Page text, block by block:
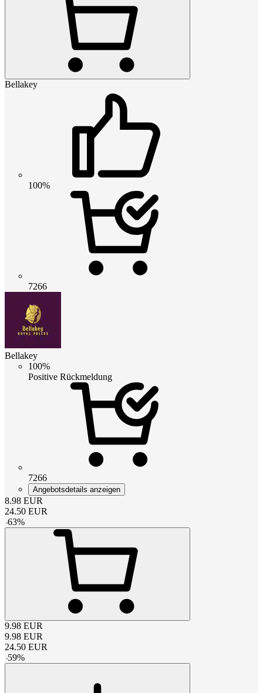
Bellakey
100%
7266
Bellakey
100%
Positive Rückmeldung
7266
Angebotsdetails anzeigen
8.98 EUR
24.50 EUR
-63%
9.98 EUR
9.98 EUR
24.50 EUR
-59%